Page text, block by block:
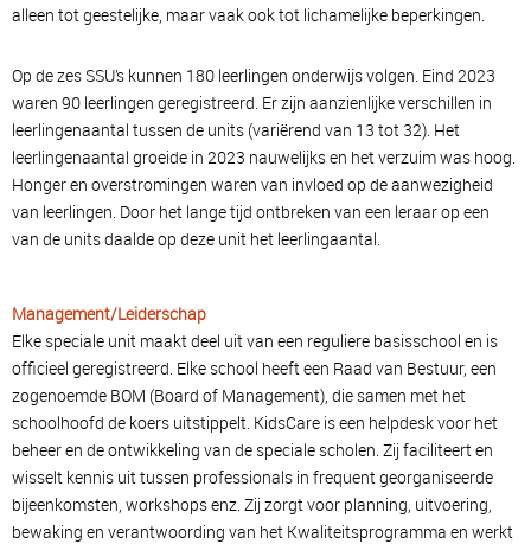
alleen tot geestelijke, maar vaak ook tot lichamelijke beperkingen.
Op de zes SSU’s kunnen 180 leerlingen onderwijs volgen. Eind 2023
waren 90 leerlingen geregistreerd. Er zijn aanzienlijke verschillen in
leerlingenaantal tussen de units (variërend van 13 tot 32). Het
leerlingenaantal groeide in 2023 nauwelijks en het verzuim was hoog.
Honger en overstromingen waren van invloed op de aanwezigheid
van leerlingen. Door het lange tijd ontbreken van een leraar op een
van de units daalde op deze unit het leerlingaantal.
Management/Leiderschap
Elke speciale unit maakt deel uit van een reguliere basisschool en is
officieel geregistreerd. Elke school heeft een Raad van Bestuur, een
zogenoemde BOM (Board of Management), die samen met het
schoolhoofd de koers uitstippelt. KidsCare is een helpdesk voor het
beheer en de ontwikkeling van de speciale scholen. Zij faciliteert en
wisselt kennis uit tussen professionals in frequent georganiseerde
bijeenkomsten, workshops enz. Zij zorgt voor planning, uitvoering,
bewaking en verantwoording van het Kwaliteitsprogramma en werkt